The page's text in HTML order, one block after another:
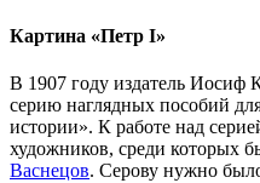
Картина «Петр I»
В 1907 году издатель Иосиф
серию наглядных пособий
истории». К работе над
художников, среди которых
Васнецов. Серову нужно